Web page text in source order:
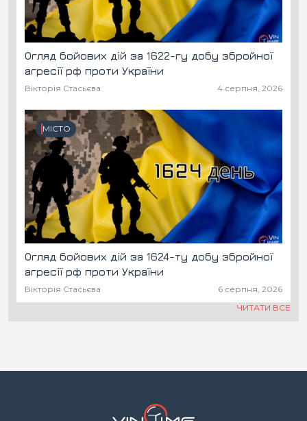
Огляд бойових дій за 1622-гу добу збройної
агресії рф проти України
Вікторія Стасьєва 4 серпня, 2026
МІСТО
Огляд бойових дій за 1624-ту добу збройної
агресії рф проти України
Вікторія Стасьєва
6 серпня, 2026
ЧИТАТИ ВСЕ